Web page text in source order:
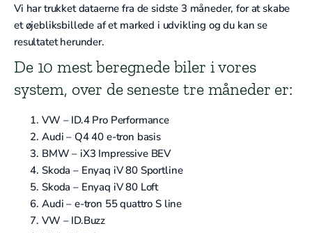
Vi har trukket dataerne fra de sidste 3 måneder, for at skabe
et øjebliksbillede af et marked i udvikling og du kan se
resultatet herunder.
De 10 mest beregnede biler i vores
system, over de seneste tre måneder er:
VW – ID.4 Pro Performance
Audi – Q4 40 e-tron basis
BMW – iX3 Impressive BEV
Skoda – Enyaq iV 80 Sportline
Skoda – Enyaq iV 80 Loft
Audi – e-tron 55 quattro S line
VW – ID.Buzz